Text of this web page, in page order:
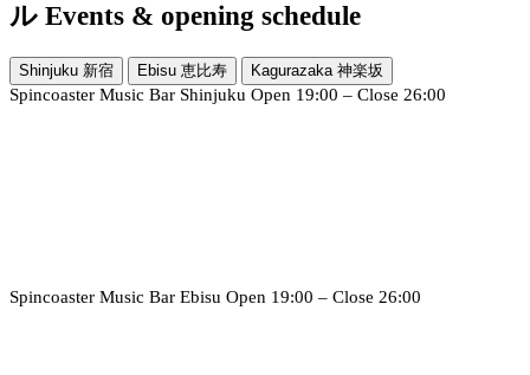
ル Events & opening schedule
Shinjuku 新宿 Ebisu 恵比寿 Kagurazaka 神楽坂
Spincoaster Music Bar Shinjuku Open 19:00 – Close 26:00
Spincoaster Music Bar Ebisu Open 19:00 – Close 26:00